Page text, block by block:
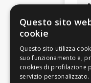
Questo sito
cookie